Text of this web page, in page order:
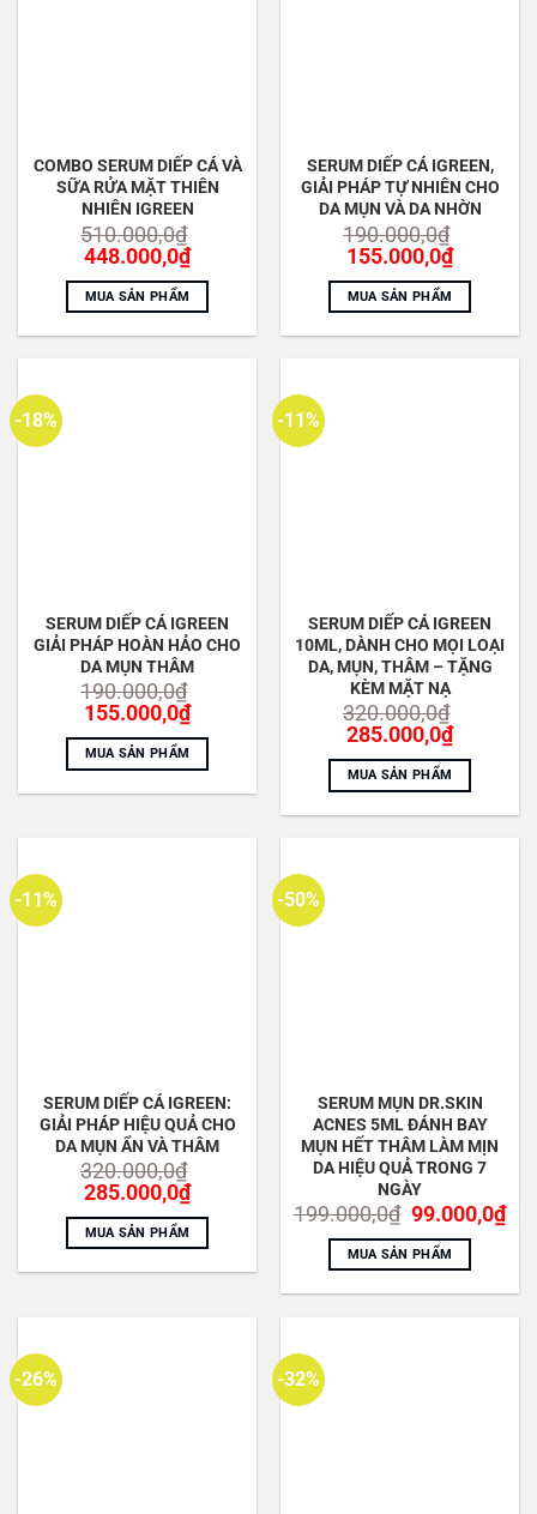
COMBO SERUM DIẾP CÁ VÀ
SỮA RỬA MẶT THIÊN
NHIÊN IGREEN
510.000,0₫
Giá
gốc
là:
510.000,0₫.
448.000,0₫Giá
hiện
là:
448.000,0₫.
MUA SẢN PHẨM
SERUM DIẾP CÁ IGREEN,
GIẢI PHÁP TỰ NHIÊN CHO
DA MỤN VÀ DA NHỜN
190.000,0₫
Giá
gốc
là:
190.000,0₫.
155.000,0₫Giá
hiện
là:
MUA SẢN PHẨM
-18%
SERUM DIẾP CÁ IGREEN
GIẢI PHÁP HOÀN HẢO CHO
DA MỤN THÂM
190.000,0₫
Giá
gốc
là:
190.000,0₫.
155.000,0₫Giá
hiện
là:
155.000,0₫.
MUA SẢN PHẨM
-11%
SERUM DIẾP CÁ IGREEN
10ML, DÀNH CHO MỌI LOẠI
DA, MỤN, THÂM – TẶNG
KÈM MẶT NẠ
320.000,0₫
Giá
gốc
là:
320.000,0₫.
285.000,0₫Giá
hiện
là:
MUA SẢN PHẨM
-11%
SERUM DIẾP CÁ IGREEN:
GIẢI PHÁP HIỆU QUẢ CHO
DA MỤN ẨN VÀ THÂM
320.000,0₫
Giá
gốc
là:
320.000,0₫.
285.000,0₫Giá
hiện
là:
285.000,0₫.
MUA SẢN PHẨM
-50%
SERUM MỤN DR.SKIN
ACNES 5ML ĐÁNH BAY
MỤN HẾT THÂM LÀM MỊN
DA HIỆU QUẢ TRONG 7
NGÀY
199.000,0₫ Giá
gốc
là:
199.000,0₫.
99.000,0₫Giá
MUA SẢN PHẨM
-26% -32%